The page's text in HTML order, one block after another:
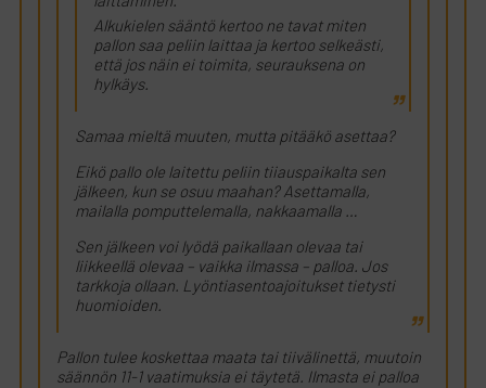
Alkukielen sääntö kertoo ne tavat miten
pallon saa peliin laittaa ja kertoo selkeästi,
että jos näin ei toimita, seurauksena on
hylkäys.
Samaa mieltä muuten, mutta pitääkö asettaa?
Eikö pallo ole laitettu peliin tiiauspaikalta sen
jälkeen, kun se osuu maahan? Asettamalla,
mailalla pomputtelemalla, nakkaamalla …
Sen jälkeen voi lyödä paikallaan olevaa tai
liikkeellä olevaa – vaikka ilmassa – palloa. Jos
tarkkoja ollaan. Lyöntiasentoajoitukset tietysti
huomioiden.
Pallon tulee koskettaa maata tai tiivälinettä, muutoin
säännön 11-1 vaatimuksia ei täytetä. Ilmasta ei palloa